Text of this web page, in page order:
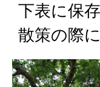
下表に保
散策の際